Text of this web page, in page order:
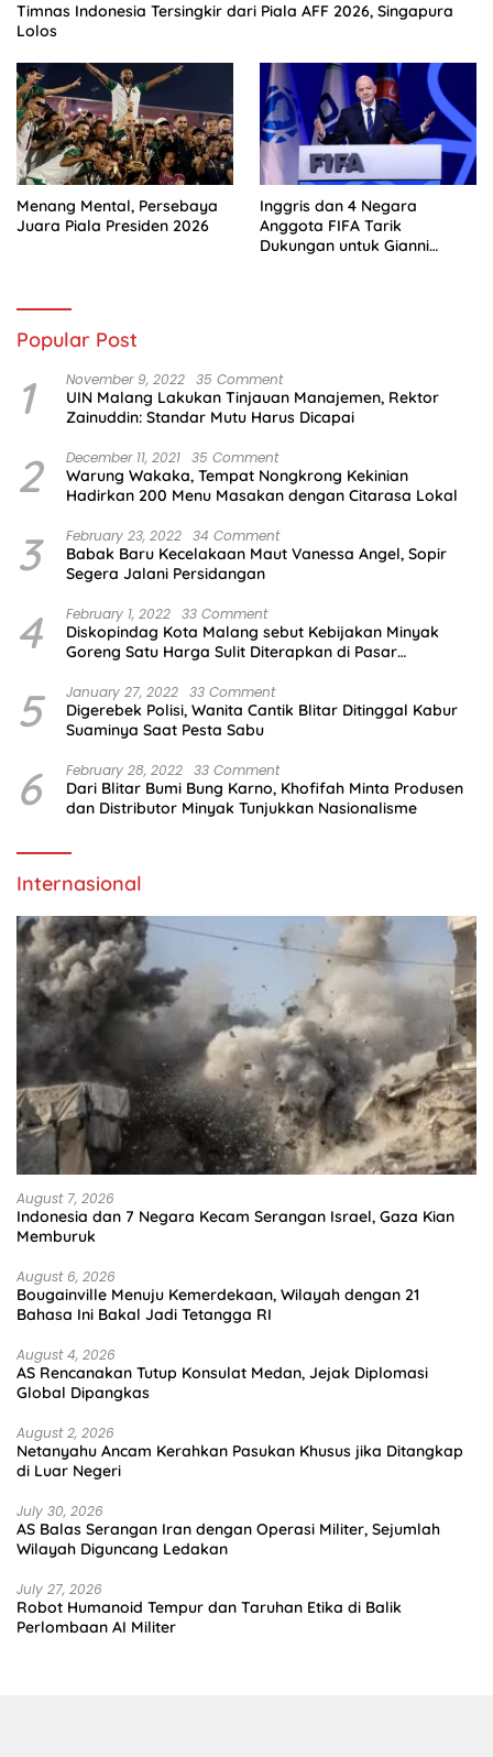
Timnas Indonesia Tersingkir dari Piala AFF 2026, Singapura
Lolos
Menang Mental, Persebaya
Juara Piala Presiden 2026
Inggris dan 4 Negara
Anggota FIFA Tarik
Dukungan untuk Gianni
Popular Post
1 November 9, 2022 35 Comment
UIN Malang Lakukan Tinjauan Manajemen, Rektor
Zainuddin: Standar Mutu Harus Dicapai
2 December 11, 2021 35 Comment
Warung Wakaka, Tempat Nongkrong Kekinian
Hadirkan 200 Menu Masakan dengan Citarasa Lokal
3 February 23, 2022 34 Comment
Babak Baru Kecelakaan Maut Vanessa Angel, Sopir
Segera Jalani Persidangan
4 February 1, 2022 33 Comment
Diskopindag Kota Malang sebut Kebijakan Minyak
Goreng Satu Harga Sulit Diterapkan di Pasar
5 January 27, 2022 33 Comment
Digerebek Polisi, Wanita Cantik Blitar Ditinggal Kabur
Suaminya Saat Pesta Sabu
6 February 28, 2022 33 Comment
Dari Blitar Bumi Bung Karno, Khofifah Minta Produsen
dan Distributor Minyak Tunjukkan Nasionalisme
Internasional
August 7, 2026
Indonesia dan 7 Negara Kecam Serangan Israel, Gaza Kian
Memburuk
August 6, 2026
Bougainville Menuju Kemerdekaan, Wilayah dengan 21
Bahasa Ini Bakal Jadi Tetangga RI
August 4, 2026
AS Rencanakan Tutup Konsulat Medan, Jejak Diplomasi
Global Dipangkas
August 2, 2026
Netanyahu Ancam Kerahkan Pasukan Khusus jika Ditangkap
di Luar Negeri
July 30, 2026
AS Balas Serangan Iran dengan Operasi Militer, Sejumlah
Wilayah Diguncang Ledakan
July 27, 2026
Robot Humanoid Tempur dan Taruhan Etika di Balik
Perlombaan AI Militer